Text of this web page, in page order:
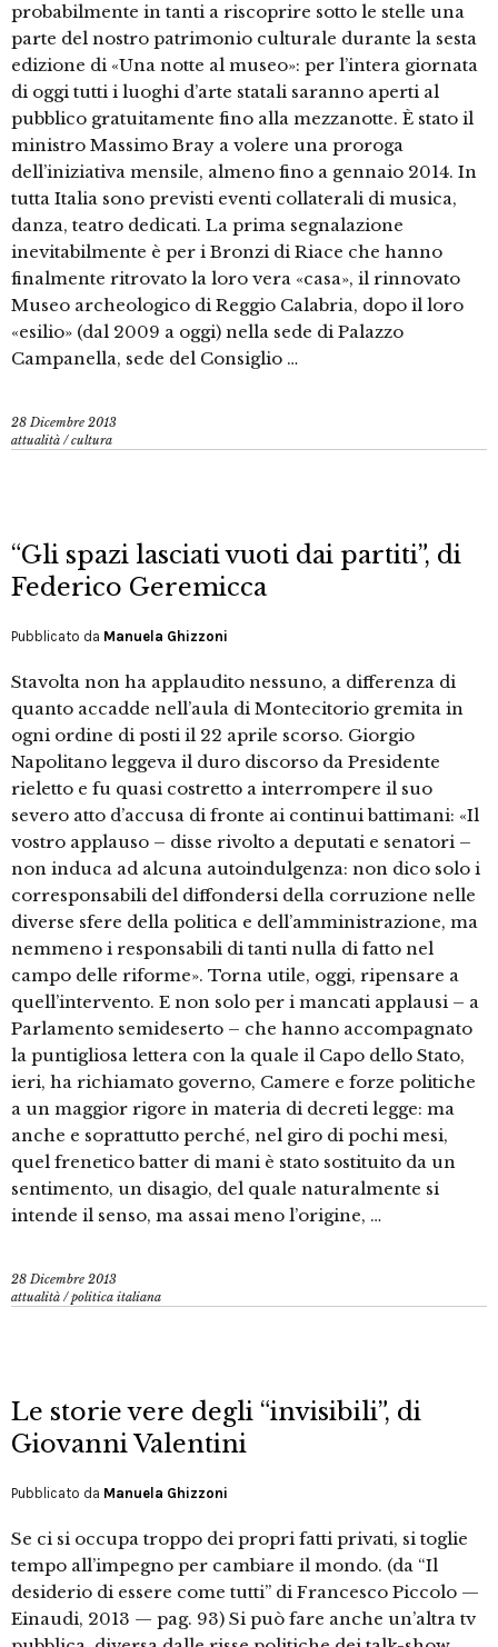
probabilmente in tanti a riscoprire sotto le stelle una
parte del nostro patrimonio culturale durante la sesta
edizione di «Una notte al museo»: per l’intera giornata
di oggi tutti i luoghi d’arte statali saranno aperti al
pubblico gratuitamente fino alla mezzanotte. È stato il
ministro Massimo Bray a volere una proroga
dell’iniziativa mensile, almeno fino a gennaio 2014. In
tutta Italia sono previsti eventi collaterali di musica,
danza, teatro dedicati. La prima segnalazione
inevitabilmente è per i Bronzi di Riace che hanno
finalmente ritrovato la loro vera «casa», il rinnovato
Museo archeologico di Reggio Calabria, dopo il loro
«esilio» (dal 2009 a oggi) nella sede di Palazzo
Campanella, sede del Consiglio …
28 Dicembre 2013
attualità /cultura
“Gli spazi lasciati vuoti dai partiti”, di
Federico Geremicca
Pubblicato da Manuela Ghizzoni
Stavolta non ha applaudito nessuno, a differenza di
quanto accadde nell’aula di Montecitorio gremita in
ogni ordine di posti il 22 aprile scorso. Giorgio
Napolitano leggeva il duro discorso da Presidente
rieletto e fu quasi costretto a interrompere il suo
severo atto d’accusa di fronte ai continui battimani: «Il
vostro applauso – disse rivolto a deputati e senatori –
non induca ad alcuna autoindulgenza: non dico solo i
corresponsabili del diffondersi della corruzione nelle
diverse sfere della politica e dell’amministrazione, ma
nemmeno i responsabili di tanti nulla di fatto nel
campo delle riforme». Torna utile, oggi, ripensare a
quell’intervento. E non solo per i mancati applausi – a
Parlamento semideserto – che hanno accompagnato
la puntigliosa lettera con la quale il Capo dello Stato,
ieri, ha richiamato governo, Camere e forze politiche
a un maggior rigore in materia di decreti legge: ma
anche e soprattutto perché, nel giro di pochi mesi,
quel frenetico batter di mani è stato sostituito da un
sentimento, un disagio, del quale naturalmente si
intende il senso, ma assai meno l’origine, …
28 Dicembre 2013
attualità /politica italiana
Le storie vere degli “invisibili”, di
Giovanni Valentini
Pubblicato da Manuela Ghizzoni
Se ci si occupa troppo dei propri fatti privati, si toglie
tempo all’impegno per cambiare il mondo. (da “Il
desiderio di essere come tutti” di Francesco Piccolo —
Einaudi, 2013 — pag. 93) Si può fare anche un’altra tv